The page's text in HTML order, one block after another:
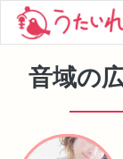
音域の